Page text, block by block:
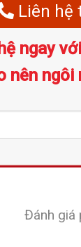
Liên hệ
ngay
nên ngôi
Đánh giá